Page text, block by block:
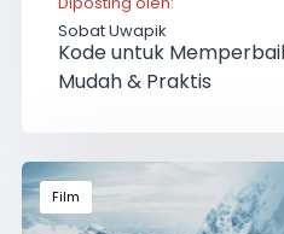
Sobat Uwapik
Kode untuk
Mudah & Praktis
Film